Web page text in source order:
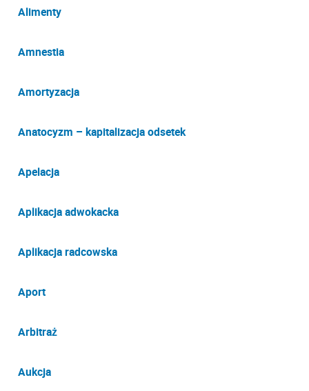
Alimenty
Amnestia
Amortyzacja
Anatocyzm – kapitalizacja odsetek
Apelacja
Aplikacja adwokacka
Aplikacja radcowska
Aport
Arbitraż
Aukcja